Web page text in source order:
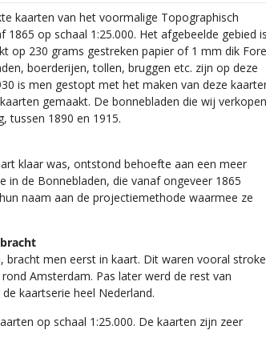
kaarten van het voormalige Topographisch
op schaal 1:25.000. Het afgebeelde gebied
op 230 grams gestreken papier of 1 mm dik
boerderijen, tollen, bruggen etc. zijn op deze
is men gestopt met het maken van deze
gemaakt. De bonnebladen die wij verkopen
tussen 1890 en 1915.
klaar was, ontstond behoefte aan een meer
in de Bonnebladen, die vanaf ongeveer 1865
naam aan de projectiemethode waarmee ze
bracht men eerst in kaart. Dit waren vooral
Amsterdam. Pas later werd de rest van
kaartserie heel Nederland.
op schaal 1:25.000. De kaarten zijn zeer